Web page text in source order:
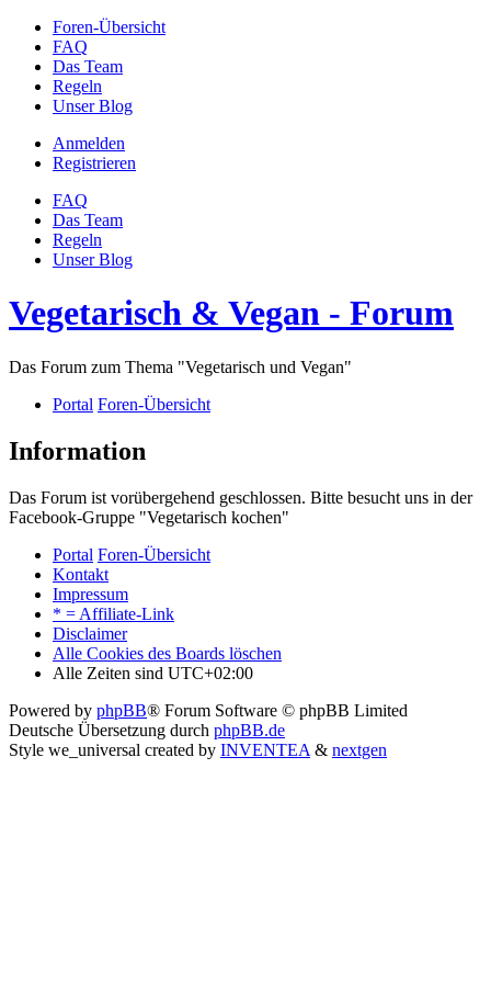
Foren-Übersicht
FAQ
Das Team
Regeln
Unser Blog
Anmelden
Registrieren
FAQ
Das Team
Regeln
Unser Blog
Vegetarisch & Vegan - Forum
Das Forum zum Thema "Vegetarisch und Vegan"
Portal Foren-Übersicht
Information
Das Forum ist vorübergehend geschlossen. Bitte besucht uns in der
Facebook-Gruppe "Vegetarisch kochen"
Portal Foren-Übersicht
Kontakt
Impressum
* = Affiliate-Link
Disclaimer
Alle Cookies des Boards löschen
Alle Zeiten sind UTC+02:00
Powered by phpBB® Forum Software © phpBB Limited
Deutsche Übersetzung durch phpBB.de
Style we_universal created by INVENTEA & nextgen